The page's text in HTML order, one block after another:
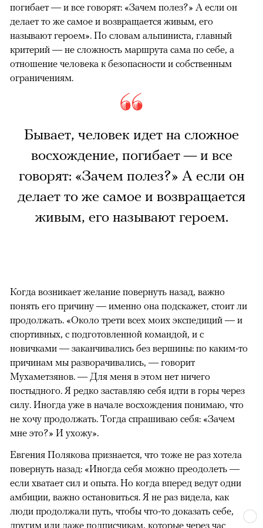
погибает — и все говорят: «Зачем полез?» А если он
делает то же самое и возвращается живым, его
называют героем». По словам альпиниста, главный
критерий — не сложность маршрута сама по себе, а
отношение человека к безопасности и собственным
ограничениям.
Бывает, человек идет на сложное
восхождение, погибает — и все
говорят: «Зачем полез?» А если он
делает то же самое и возвращается
живым, его называют героем.
Когда возникает желание повернуть назад, важно
понять его причину — именно она подскажет, стоит ли
продолжать. «Около трети всех моих экспедиций — и
спортивных, с подготовленной командой, и с
новичками — заканчивались без вершины: по каким-то
причинам мы разворачивались, — говорит
Мухаметзянов. — Для меня в этом нет ничего
постыдного. Я редко заставляю себя идти в горы через
силу. Иногда уже в начале восхождения понимаю, что
не хочу продолжать. Тогда спрашиваю себя: «Зачем
мне это?» И ухожу».
Евгения Полякова признается, что тоже не раз хотела
повернуть назад: «Иногда себя можно преодолеть —
если хватает сил и опыта. Но когда вперед ведут одни
амбиции, важно остановиться. Я не раз видела, как
люди продолжали путь, чтобы что-то доказать себе,
другим или даже подписчикам, которые через час